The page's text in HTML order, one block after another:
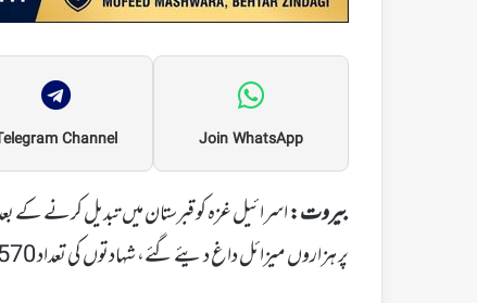
Join WhatsApp
Channel
بیروت:اسرائیل غزہ کو قبرستان میں تبدیل کرنے کے
پر ہزاروں میزائل داغ دیئے گئے، شہادتوں کی تعداد 570 سے تجاوز کرگئی، 2 ہزار سے زائد زخمی ہوچکے۔